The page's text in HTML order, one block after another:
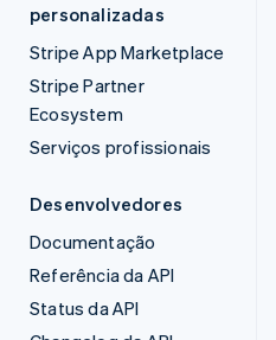
personalizadas
Stripe App Marketplace
Stripe Partner
Ecosystem
Serviços profissionais
Desenvolvedores
Documentação
Referência da API
Status da API